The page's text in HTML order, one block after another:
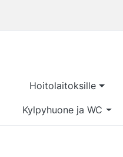
Hoitolaitoksille
Kylpyhuone ja WC